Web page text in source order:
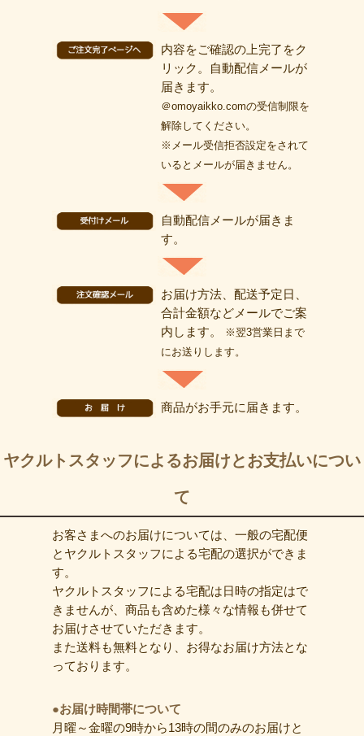
内容をご確認の上完了をク
リック。自動配信メールが
届きます。
＠omoyaikko.comの受信制限を
解除してください。
※メール受信拒否設定をされて
いるとメールが届きません。
自動配信メールが届きま
す。
お届け方法、配送予定日、
合計金額などメールでご案
内します。
※翌3営業日まで
にお送りします。
商品がお手元に届きます。
ヤクルトスタッフによるお届けとお支払いについ
て
お客さまへのお届けについては、一般の宅配便
とヤクルトスタッフによる宅配の選択ができま
す。
ヤクルトスタッフによる宅配は日時の指定はで
きませんが、商品も含めた様々な情報も併せて
お届けさせていただきます。
また送料も無料となり、お得なお届け方法とな
っております。
●お届け時間帯について
月曜～金曜の9時から13時の間のみのお届けと